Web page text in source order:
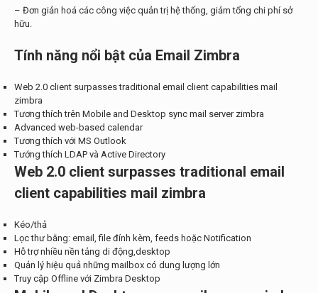
– Đơn giản hoá các công việc quản trị hệ thống, giảm tổng chi phí sở
hữu.
Tính năng nổi bật của Email Zimbra
Web 2.0 client surpasses traditional email client capabilities mail
zimbra
Tương thích trên Mobile and Desktop sync mail server zimbra
Advanced web-based calendar
Tương thích với MS Outlook
Tướng thích LDAP và Active Directory
Web 2.0 client surpasses traditional email
client capabilities mail zimbra
Kéo/thả
Lọc thư bằng: email, file đính kèm, feeds hoặc Notification
Hỗ trợ nhiều nền tảng di động,desktop
Quản lý hiệu quả những mailbox có dung lượng lớn
Truy cập Offline với Zimbra Desktop